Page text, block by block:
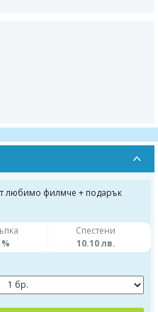
любимо филмче + подарък
Спестени
10.10 лв.